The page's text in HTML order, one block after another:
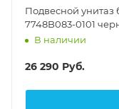
Подвесной унитаз
7748B083-0101
В наличии
26 290 Руб.